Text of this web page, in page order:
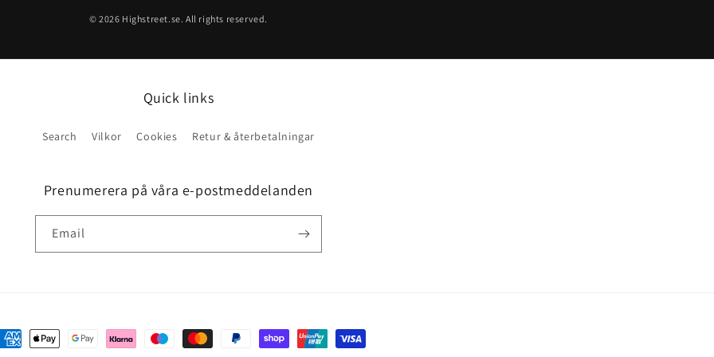
© 2026 Highstreet.se. All rights reserved.
Quick links
Search Vilkor Cookies Retur & återbetalningar
Prenumerera på våra e-postmeddelanden
Email